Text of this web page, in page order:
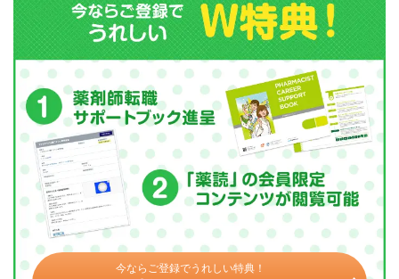
今ならご登録でうれしい特典！